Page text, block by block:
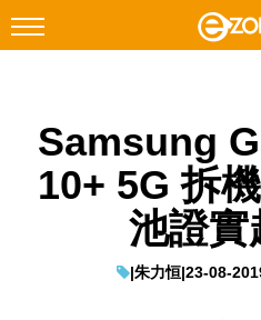
Facebook Instagram
科技焦點
Samsung
10+ 5G 拆
池證實
|朱力恒|23-08-